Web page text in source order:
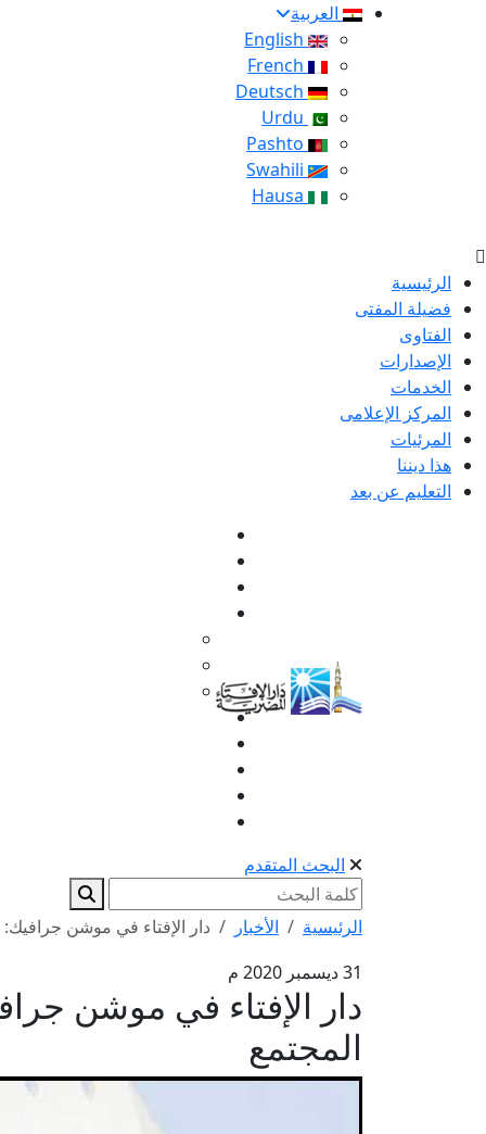
العربية
الرئيسية
فضيلة المفتى
الفتاوى
الإصدارات
الخدمات
المركز الإعلامى
المرئيات
هذا ديننا
التعليم عن بعد
البحث المتقدم
الرئيسية الأخبار
دار الإفتاء في موشن
31 ديسمبر 2020 م
دار الإفتاء في موشن
المجتمع